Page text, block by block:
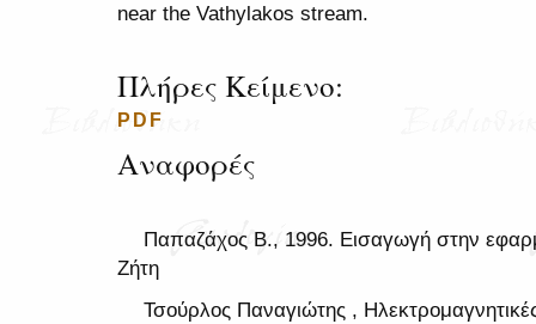
near the Vathylakos stream.
Πλήρες Κείμενο:
PDF
Αναφορές
Παπαζάχος Β., 1996. Εισαγωγή στην
Ζήτη
Τσούρλος Παναγιώτης ,